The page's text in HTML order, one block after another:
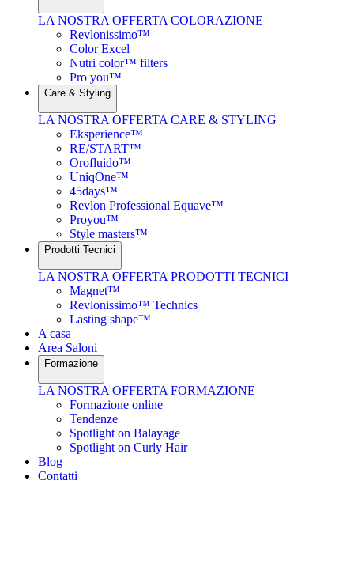
LA NOSTRA OFFERTA COLORAZIONE
Revlonissimo™
Color Excel
Nutri color™ filters
Pro you™
Care & Styling
LA NOSTRA OFFERTA CARE & STYLING
Eksperience™
RE/START™
Orofluido™
UniqOne™
45days™
Revlon Professional Equave™
Proyou™
Style masters™
Prodotti Tecnici
LA NOSTRA OFFERTA PRODOTTI TECNICI
Magnet™
Revlonissimo™ Technics
Lasting shape™
A casa
Area Saloni
Formazione
LA NOSTRA OFFERTA FORMAZIONE
Formazione online
Tendenze
Spotlight on Balayage
Spotlight on Curly Hair
Blog
Contatti